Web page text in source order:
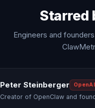
Starred
Engineers and
Peter Steinberger OpenAI
Creator of OpenClaw and